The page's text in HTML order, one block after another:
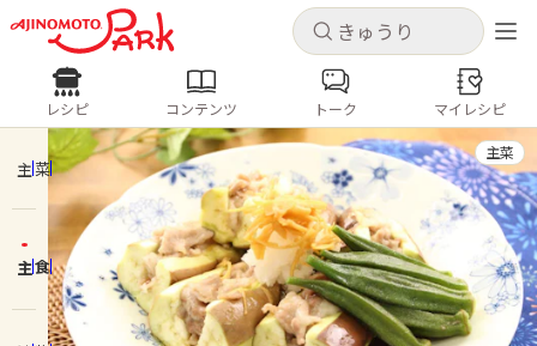
キャンセル
ログインするとレシピを保存できます
ログイン 新規登録
ホーム
キャンセル
レシピ コンテンツ
人気の食材・レシピ
きゅうり なす トマト
とうもろこし
ピーマン
みょうが ゴーヤ
レシピ コンテンツ トーク マイレシピ
主菜
主食
主菜